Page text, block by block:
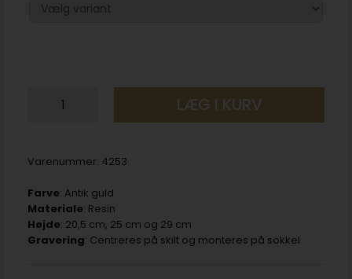
LÆG I KURV
Varenummer: 4253
Farve: Antik guld
Materiale: Resin
Højde: 20,5 cm, 25 cm og 29 cm
Gravering: Centreres på skilt og monteres på sokkel